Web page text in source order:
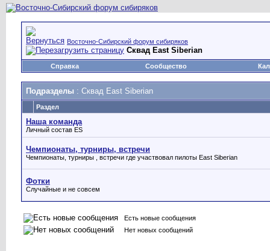
Восточно-Сибирский форум сибиряков
Сквад East Siberian
Справка Сообщество
Подразделы : Сквад East Siberian
Раздел
Наша команда
Личный состав ES
Чемпионаты, турниры, встречи
Чемпионаты, турниры , встречи где участвовал пилоты East Siberian
Фотки
Случайные и не совсем
Есть новые сообщения
Нет новых сообщений